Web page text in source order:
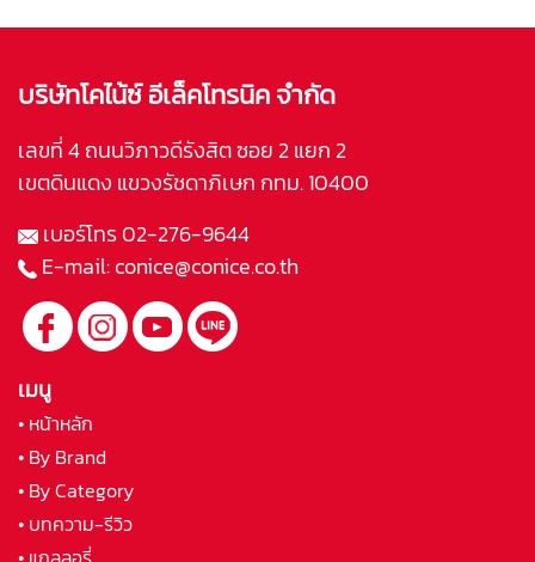
บริษัทโคไน้ซ์ อีเล็คโทรนิค จำกัด
เลขที่ 4 ถนนวิภาวดีรังสิต ซอย 2 แยก 2
เขตดินแดง แขวงรัชดาภิเษก กทม. 10400
เบอร์โทร02-276-9644
E-mail:conice@conice.co.th
เมนู
• หน้าหลัก
• By Brand
• By Category
• บทความ-รีวิว